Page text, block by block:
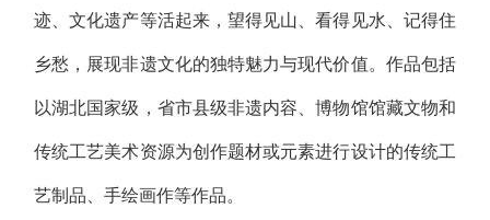
迹、文化遗产等活起来，望得见山、看得见水、记得住
乡愁，展现非遗文化的独特魅力与现代价值。作品包括
以湖北国家级，省市县级非遗内容、博物馆馆藏文物和
传统工艺美术资源为创作题材或元素进行设计的传统工
艺制品、手绘画作等作品。